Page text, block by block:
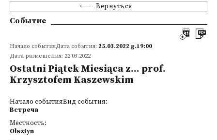
Вернуться
Событие
Начало событияДата события: 25.03.2022 g.19:00
Дата размещения: 22.03.2022
Ostatni Piątek Miesiąca z… prof.
Krzysztofem Kaszewskim
Начало событияВид события:
Встреча
Местность:
Olsztyn